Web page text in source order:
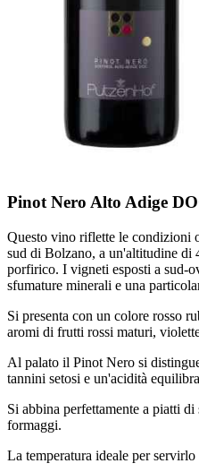
Pinot Nero Alto Adige
Questo vino riflette le condizioni
sud di Bolzano, a un'altitudine di
porfirico. I vigneti esposti a sud-
sfumature minerali e una
Si presenta con un colore rosso
aromi di frutti rossi maturi,
Al palato il Pinot Nero si
tannini setosi e un'acidità
Si abbina perfettamente a piatti
formaggi.
La temperatura ideale per